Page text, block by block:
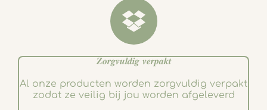
𝒁𝒐𝒓𝒈𝒗𝒖𝒍𝒅𝒊𝒈 𝒗𝒆𝒓𝒑𝒂𝒌𝒕
Al onze producten worden zorgvuldig verpakt
zodat ze veilig bij jou worden afgeleverd